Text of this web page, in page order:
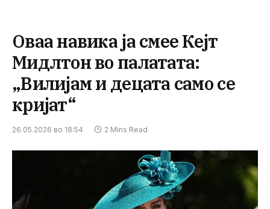
Оваа навика ја смее Кејт
Мидлтон во палатата:
„Вилијам и децата само се
кријат“
26.05.2026 во 18:54 2 Mins Read